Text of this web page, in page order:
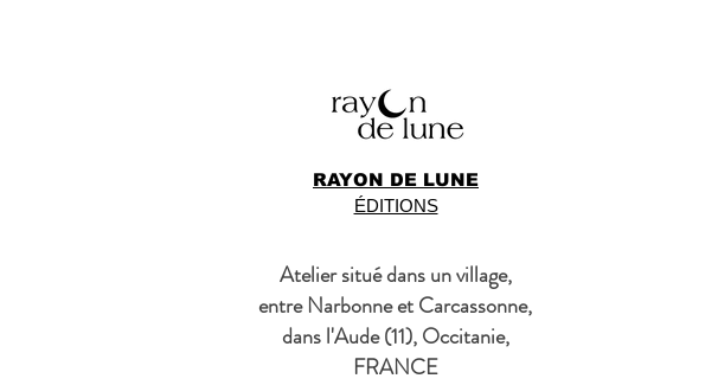
RAYON DE LUNE
ÉDITIONS
Atelier situé dans un village,
entre Narbonne et Carcassonne,
dans l'Aude (11), Occitanie,
FRANCE